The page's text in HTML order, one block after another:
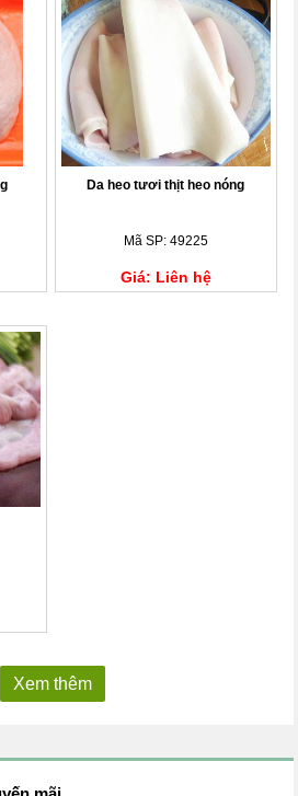
Da heo tươi thịt heo nóng
Mã SP: 49225
Giá: Liên hệ
Xem thêm